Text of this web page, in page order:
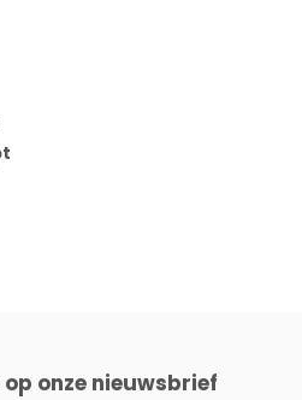
onze nieuwsbrief